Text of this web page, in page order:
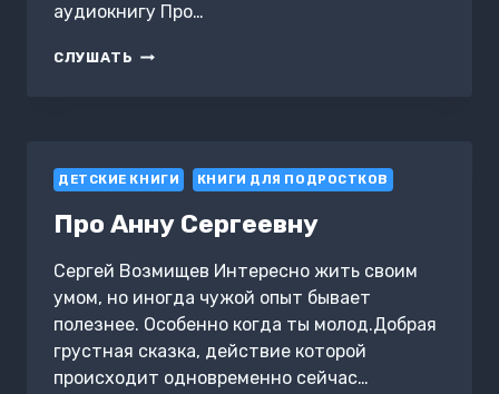
аудиокнигу Про…
СЛУШАТЬ ПРО
ДЕТСКИЕ КНИГИ КНИГИ ДЛЯ ПОДРОСТКОВ
Про Анну Сергеевну
Сергей Возмищев Интересно жить своим
умом, но иногда чужой опыт бывает
полезнее. Особенно когда ты молод.Добрая
грустная сказка, действие которой
происходит одновременно сейчас…